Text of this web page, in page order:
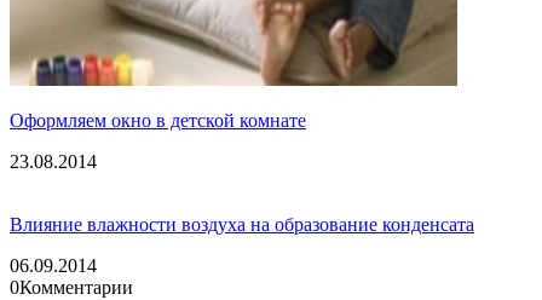
Оформляем окно в детской комнате
23.08.2014
Влияние влажности воздуха на образование конденсата
06.09.2014
0Комментарии